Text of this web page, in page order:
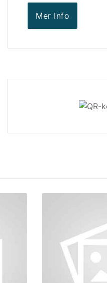
Mer Info